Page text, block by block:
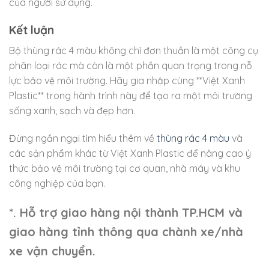
của người sử dụng.
Kết luận
Bộ thùng rác 4 màu không chỉ đơn thuần là một công cụ
phân loại rác mà còn là một phần quan trọng trong nỗ
lực bảo vệ môi trường. Hãy gia nhập cùng **Việt Xanh
Plastic** trong hành trình này để tạo ra một môi trường
sống xanh, sạch và đẹp hơn.
Đừng ngần ngại tìm hiểu thêm về thùng rác 4 màu và
các sản phẩm khác từ Việt Xanh Plastic để nâng cao ý
thức bảo vệ môi trường tại cơ quan, nhà máy và khu
công nghiệp của bạn.
*. Hỗ trợ giao hàng nội thành TP.HCM và
giao hàng tỉnh thông qua chành xe/nhà
xe vận chuyển.